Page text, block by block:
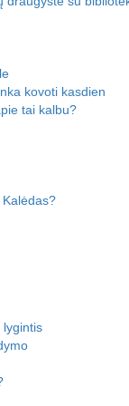
kovoti kasdien
tai kalbu?
lygintis